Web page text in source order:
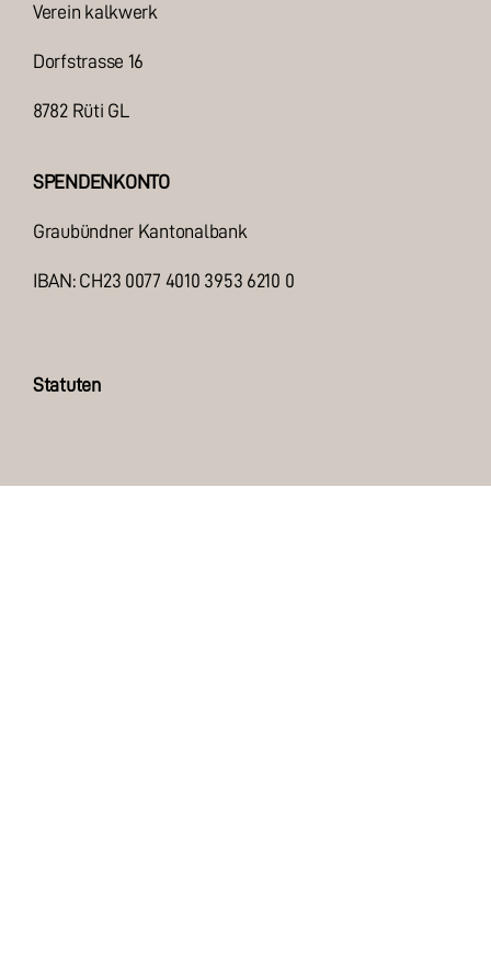
Verein kalkwerk
Dorfstrasse 16
8782 Rüti GL
SPENDENKONTO
Graubündner Kantonalbank
IBAN: CH23 0077 4010 3953 6210 0
Statuten